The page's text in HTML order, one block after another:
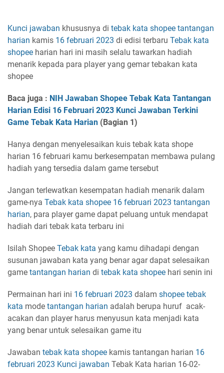
Kunci jawaban khususnya di tebak kata shopee tantangan
harian kamis 16 februari 2023 di edisi terbaru Tebak kata
shopee harian hari ini masih selalu tawarkan hadiah
menarik kepada para player yang gemar tebakan kata
shopee
Baca juga : NIH Jawaban Shopee Tebak Kata Tantangan
Harian Edisi 16 Februari 2023 Kunci Jawaban Terkini
Game Tebak Kata Harian (Bagian 1)
Hanya dengan menyelesaikan kuis tebak kata shope
harian 16 februari kamu berkesempatan membawa pulang
hadiah yang tersedia dalam game tersebut
Jangan terlewatkan kesempatan hadiah menarik dalam
game-nya Tebak kata shopee 16 februari 2023 tantangan
harian, para player game dapat peluang untuk mendapat
hadiah dari tebak kata terbaru ini
Isilah Shopee Tebak kata yang kamu dihadapi dengan
susunan jawaban kata yang benar agar dapat selesaikan
game tantangan harian di tebak kata shopee hari senin ini
Permainan hari ini 16 februari 2023 dalam shopee tebak
kata mode tantangan harian adalah berupa huruf acak-
acakan dan player harus menyusun kata menjadi kata
yang benar untuk selesaikan game itu
Jawaban tebak kata shopee kamis tantangan harian 16
februari 2023 Kunci jawaban Tebak Kata harian 16-02-